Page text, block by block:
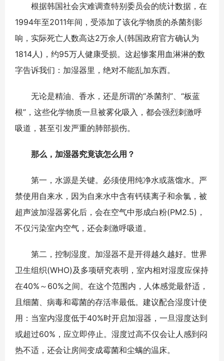
根据韩国社会灾难调查特别委员会的统计数据，在
1994年至2011年间，受添加了该化学物质的杀菌剂影
响，实际死亡人数高达2万余人(韩国政府官方确认为
1814人)，约95万人健康受损。这起惨案用血淋淋的数
字告诉我们：加湿器里，绝对不能乱加东西。
无论是精油、香水，还是所谓的“杀菌剂”、“板蓝
根”，这些化学物质一旦被雾化吸入，都会强烈刺激呼
吸道，甚至引发严重的肺部损伤。
那么，加湿器究竟该怎么用？
第一，水源是关键。必须使用纯净水或蒸馏水。严
禁使用自来水，因为自来水中含有钙镁离子和余氯，被
超声波加湿器雾化后，会在空气中形成白粉(PM2.5)，
不仅污染室内空气，还会刺激呼吸道。
第二，控制湿度。加湿器不是开得越久越好。世界
卫生组织(WHO)及多项研究表明，室内相对湿度应保持
在40%～60%之间。在这个范围内，人体感觉最舒适，
且细菌、病毒和霉菌的存活率最低。建议配合湿度计使
用：当室内湿度低于40%时开启加湿器，一旦湿度达到
或超过60%，应立即停止。湿度过高不仅会让人感到闷
热不适，还会让房间变成霉菌和尘螨的温床。